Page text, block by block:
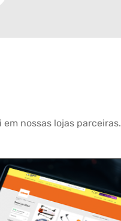
nossas lojas parceiras.